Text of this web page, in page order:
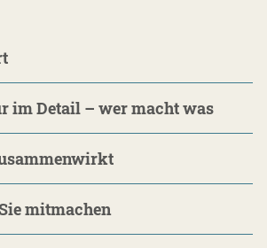
im Detail – wer macht was
mitmachen